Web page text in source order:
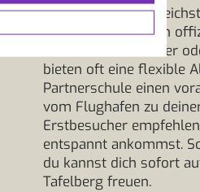
Vom Flughafen
am Terminal stehen
Fahrdienste wie Uber
bieten oft eine flexible
Partnerschule einen
vom Flughafen zu
Erstbesucher
entspannt ankommst.
du kannst dich sofort
Tafelberg freuen.